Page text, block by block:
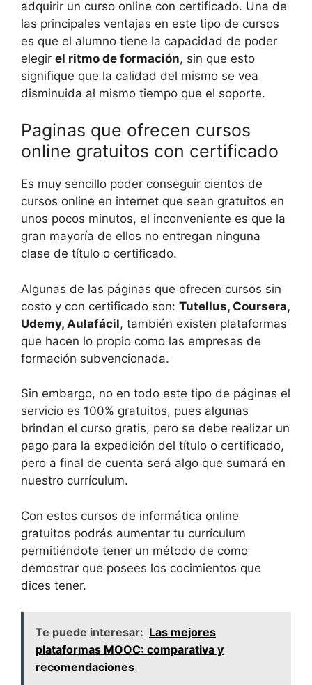
adquirir un curso online con certificado. Una de
las principales ventajas en este tipo de cursos
es que el alumno tiene la capacidad de poder
elegir el ritmo de formación, sin que esto
signifique que la calidad del mismo se vea
disminuida al mismo tiempo que el soporte.
Paginas que ofrecen cursos
online gratuitos con certificado
Es muy sencillo poder conseguir cientos de
cursos online en internet que sean gratuitos en
unos pocos minutos, el inconveniente es que la
gran mayoría de ellos no entregan ninguna
clase de título o certificado.
Algunas de las páginas que ofrecen cursos sin
costo y con certificado son: Tutellus, Coursera,
Udemy, Aulafácil, también existen plataformas
que hacen lo propio como las empresas de
formación subvencionada.
Sin embargo, no en todo este tipo de páginas el
servicio es 100% gratuitos, pues algunas
brindan el curso gratis, pero se debe realizar un
pago para la expedición del título o certificado,
pero a final de cuenta será algo que sumará en
nuestro currículum.
Con estos cursos de informática online
gratuitos podrás aumentar tu currículum
permitiéndote tener un método de como
demostrar que posees los cocimientos que
dices tener.
Te puede interesar: Las mejores
plataformas MOOC: comparativa y
recomendaciones